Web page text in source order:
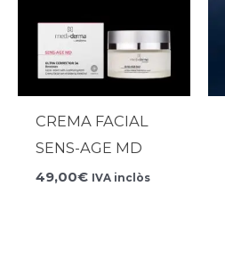
CREMA FACIAL
SENS-AGE MD
49,00€ IVA inclòs